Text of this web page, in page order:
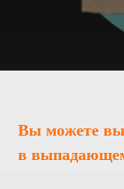
Вы можете
в